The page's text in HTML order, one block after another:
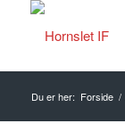
Du er her: Forside /